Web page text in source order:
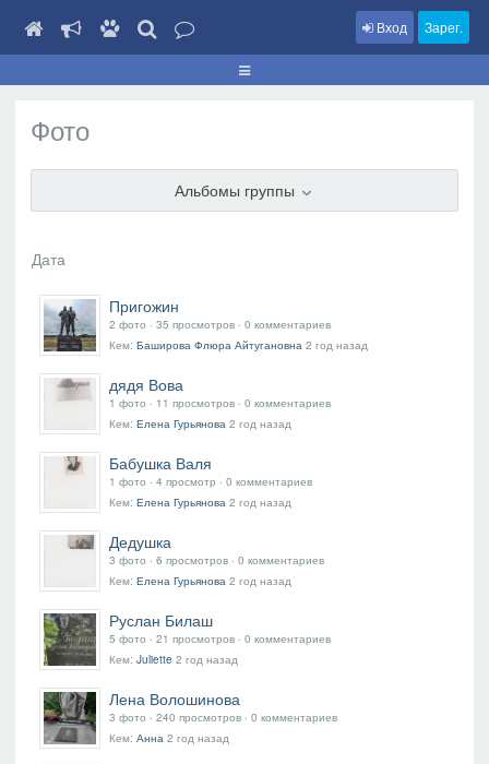
Вход Зарег.
Фото
Альбомы группы
Пригожин
2 фото ‧ 35 просмотров ‧ 0 комментариев
Кем: Баширова Флюра Айтугановна 2 год назад
дядя Вова
1 фото ‧ 11 просмотров ‧ 0 комментариев
Кем: Елена Гурьянова 2 год назад
Бабушка Валя
1 фото ‧ 4 просмотр ‧ 0 комментариев
Кем: Елена Гурьянова 2 год назад
Дедушка
3 фото ‧ 6 просмотров ‧ 0 комментариев
Кем: Елена Гурьянова 2 год назад
Руслан Билаш
5 фото ‧ 21 просмотров ‧ 0 комментариев
Кем: Juliette 2 год назад
Лена Волошинова
3 фото ‧ 240 просмотров ‧ 0 комментариев
Кем: Анна 2 год назад